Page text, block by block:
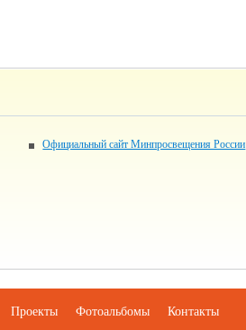
Официальный сайт Минпросвещения России
Проекты Фотоальбомы Контакты